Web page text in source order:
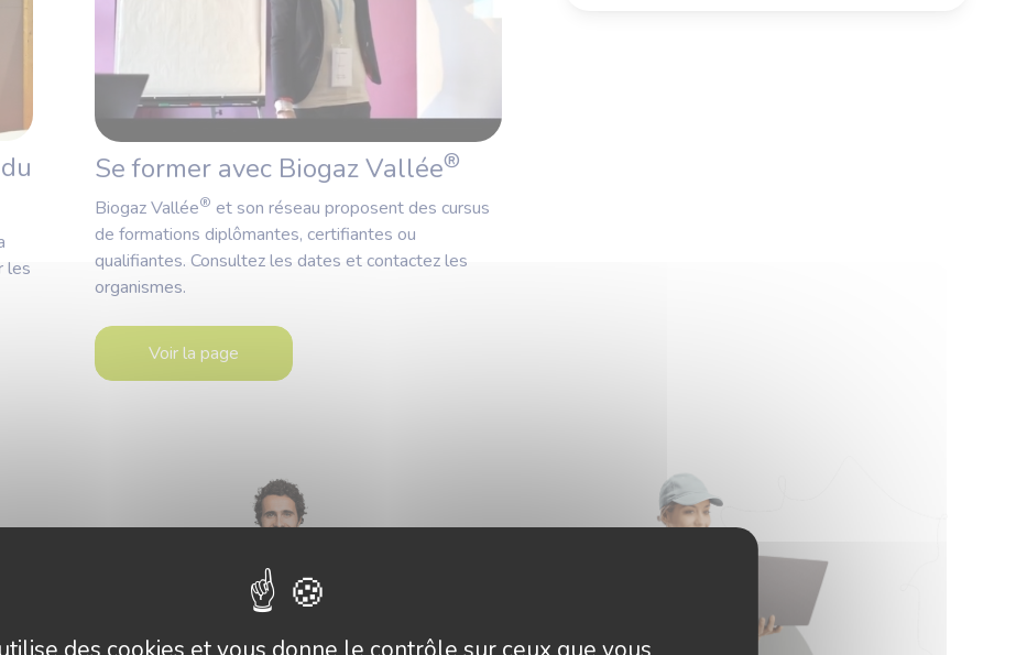
les
Se former avec Biogaz Vallée®
Biogaz Vallée® et son réseau proposent des cursus
de formations diplômantes, certifiantes ou
qualifiantes. Consultez les dates et contactez les
organismes.
Voir la page